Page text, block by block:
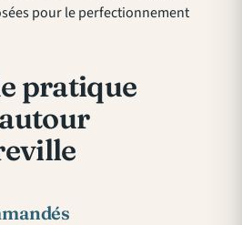
pour le perfectionnement
pratique